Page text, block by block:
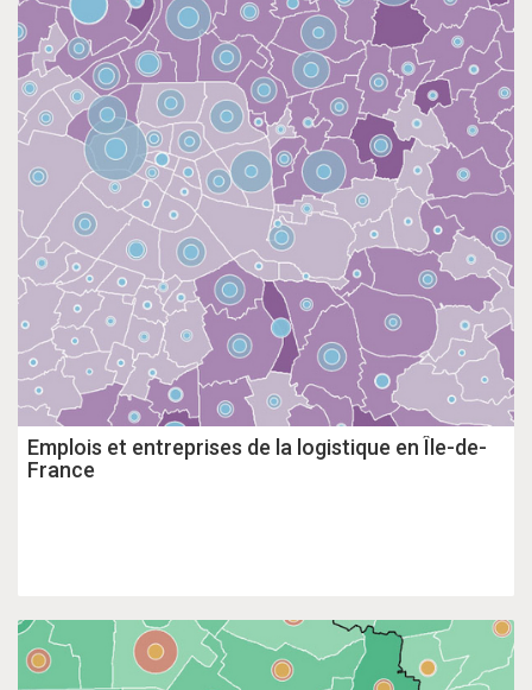
Emplois et entreprises de la logistique en Île-de-
France